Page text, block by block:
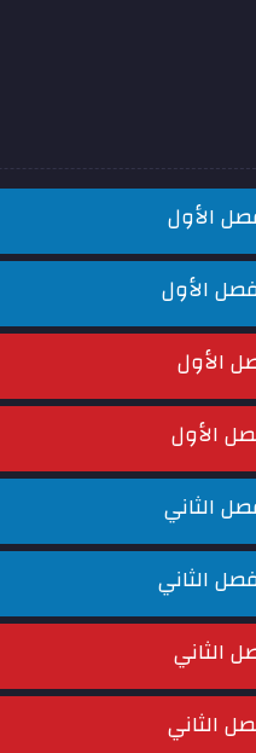
الأول
الأول
الأول
الأول
الثاني
الثاني
الثاني
الثاني